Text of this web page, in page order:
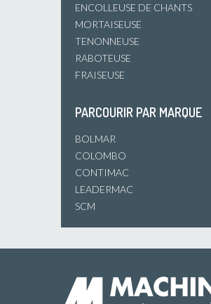
ENCOLLEUSE DE CHANTS
MORTAISEUSE
TENONNEUSE
RABOTEUSE
FRAISEUSE
PARCOURIR PAR MARQUE
BOLMAR
COLOMBO
CONTIMAC
LEADERMAC
SCM